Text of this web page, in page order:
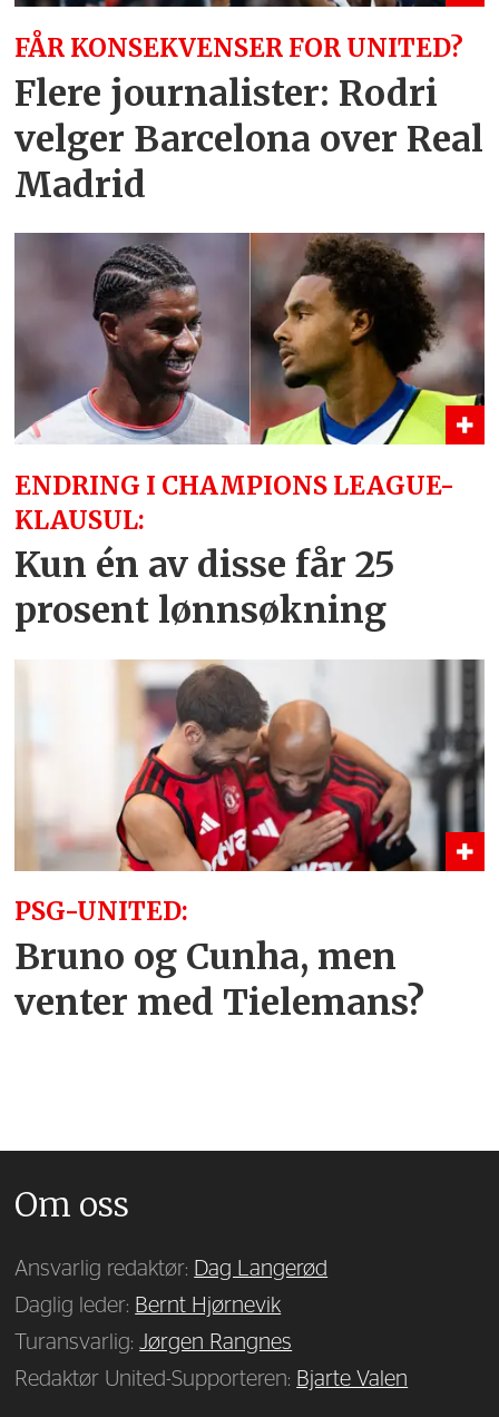
FÅR KONSEKVENSER FOR UNITED?
Flere journalister: Rodri
velger Barcelona over Real
Madrid
ENDRING I CHAMPIONS LEAGUE-
KLAUSUL:
Kun én av disse får 25
prosent lønnsøkning
PSG-UNITED:
Bruno og Cunha, men
venter med Tielemans?
Om oss
Ansvarlig redaktør: Dag Langerød
Daglig leder: Bernt Hjørnevik
Turansvarlig:Jørgen Rangnes
Redaktør United-Supporteren: Bjarte Valen